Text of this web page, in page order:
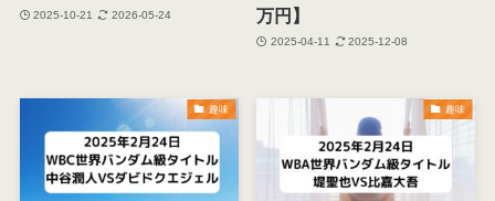
2025-10-21 2026-05-24
万円】
2025-04-11 2025-12-08
趣味 趣味